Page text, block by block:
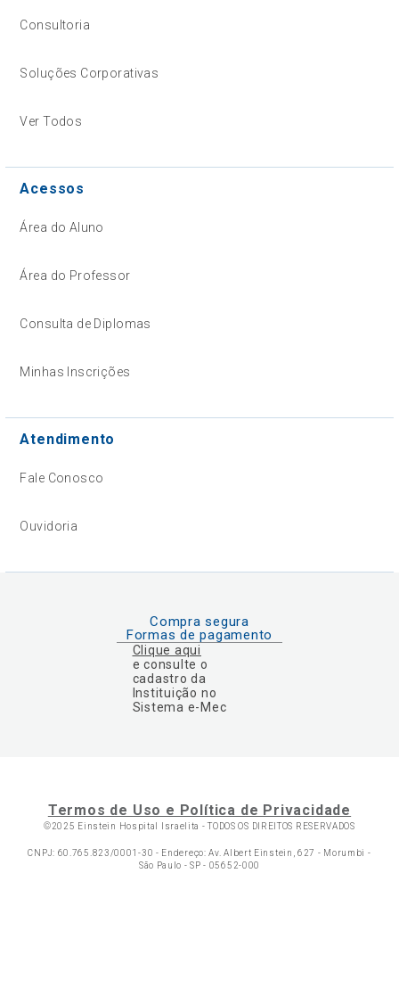
Consultoria
Soluções Corporativas
Ver Todos
Acessos
Área do Aluno
Área do Professor
Consulta de Diplomas
Minhas Inscrições
Atendimento
Fale Conosco
Ouvidoria
Compra segura
Formas de pagamento
Clique aqui
e consulte o
cadastro da
Instituição no
Sistema e-Mec
Termos de Uso e Política de Privacidade
©2025 Einstein Hospital Israelita -TODOS OS DIREITOS RESERVADOS
CNPJ: 60.765.823/0001-30 - Endereço: Av. Albert Einstein, 627 - Morumbi -
São Paulo - SP - 05652-000